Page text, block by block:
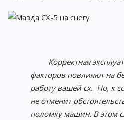
Корректная
факторов повлияют на
работу вашей cx. Но, к
не отменит
поломку машин. В этом